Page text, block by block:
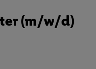
(m/w/d)